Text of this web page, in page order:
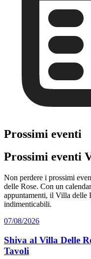
Prossimi eventi
Prossimi eventi
Non perdere i prossimi
delle Rose. Con un
appuntamenti, il Villa delle
indimenticabili.
07/08/2026
Shiva al Villa Delle
Tavoli